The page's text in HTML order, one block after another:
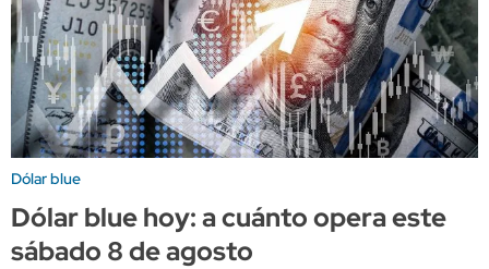
Dólar blue
Dólar blue hoy: a cuánto opera este
sábado 8 de agosto